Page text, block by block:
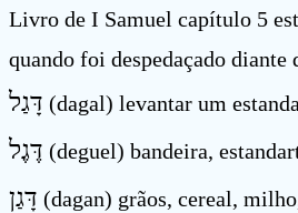
Livro de I Samuel capítulo 5
quando foi despedaçado diante
דָּגַל (dagal) levantar um
דֶּגֶל (deguel) bandeira,
דָּגַן (dagan) grãos, cereal,